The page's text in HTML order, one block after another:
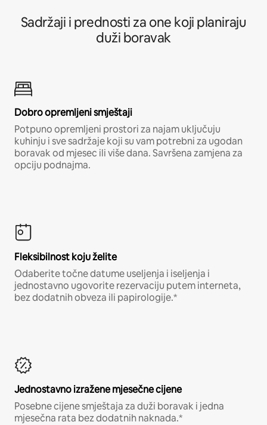
Sadržaji i prednosti za one koji planiraju
duži boravak
Dobro opremljeni smještaji
Potpuno opremljeni prostori za najam uključuju
kuhinju i sve sadržaje koji su vam potrebni za ugodan
boravak od mjesec ili više dana. Savršena zamjena za
opciju podnajma.
Fleksibilnost koju želite
Odaberite točne datume useljenja i iseljenja i
jednostavno ugovorite rezervaciju putem interneta,
bez dodatnih obveza ili papirologije.*
Jednostavno izražene mjesečne cijene
Posebne cijene smještaja za duži boravak i jedna
mjesečna rata bez dodatnih naknada.*